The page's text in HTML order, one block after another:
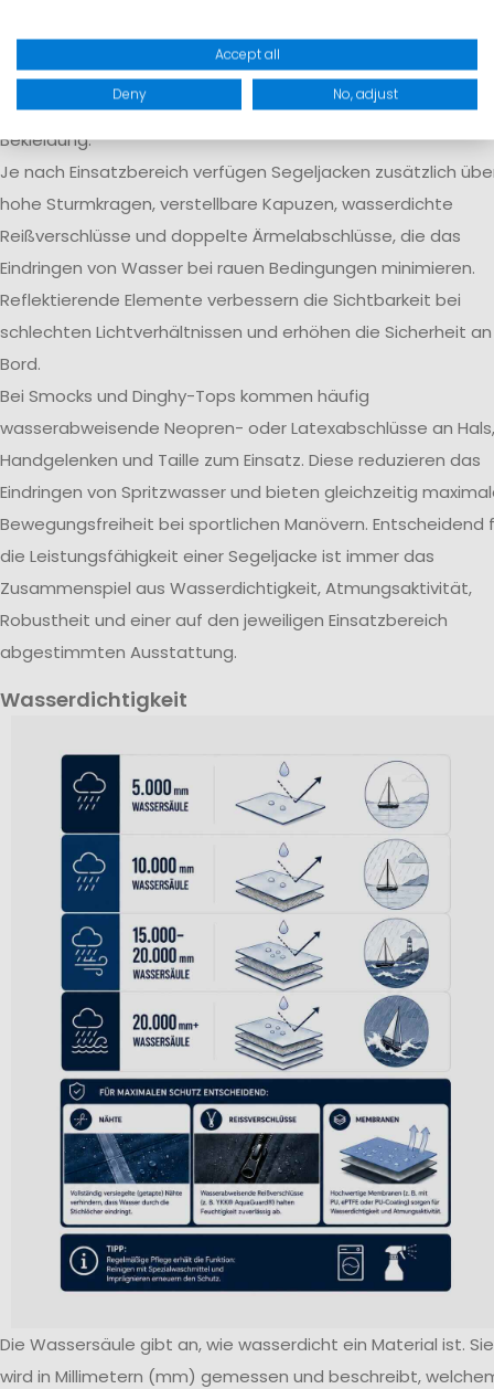
Körperfeuchtigkeit aktiv nach außen transportiert wird.
Verschweißte Nähte verhindern das Eindringen von Wasser
kritischen Stellen und erhöhen die langfristige Dichtigkeit der
Bekleidung.
Je nach Einsatzbereich verfügen Segeljacken zusätzlich
hohe Sturmkragen, verstellbare Kapuzen, wasserdichte
Reißverschlüsse und doppelte Ärmelabschlüsse, die das
Eindringen von Wasser bei rauen Bedingungen minimieren.
Reflektierende Elemente verbessern die Sichtbarkeit bei
schlechten Lichtverhältnissen und erhöhen die Sicherheit an
Bord.
Bei Smocks und Dinghy-Tops kommen häufig
wasserabweisende Neopren- oder Latexabschlüsse an Hals,
Handgelenken und Taille zum Einsatz. Diese reduzieren das
Eindringen von Spritzwasser und bieten gleichzeitig
Bewegungsfreiheit bei sportlichen Manövern. Entscheidend
die Leistungsfähigkeit einer Segeljacke ist immer das
Zusammenspiel aus Wasserdichtigkeit, Atmungsaktivität,
Robustheit und einer auf den jeweiligen Einsatzbereich
abgestimmten Ausstattung.
Wasserdichtigkeit
Die Wassersäule gibt an, wie wasserdicht ein Material ist. Sie
wird in Millimetern (mm) gemessen und beschreibt,
Accept all
Deny No, adjust